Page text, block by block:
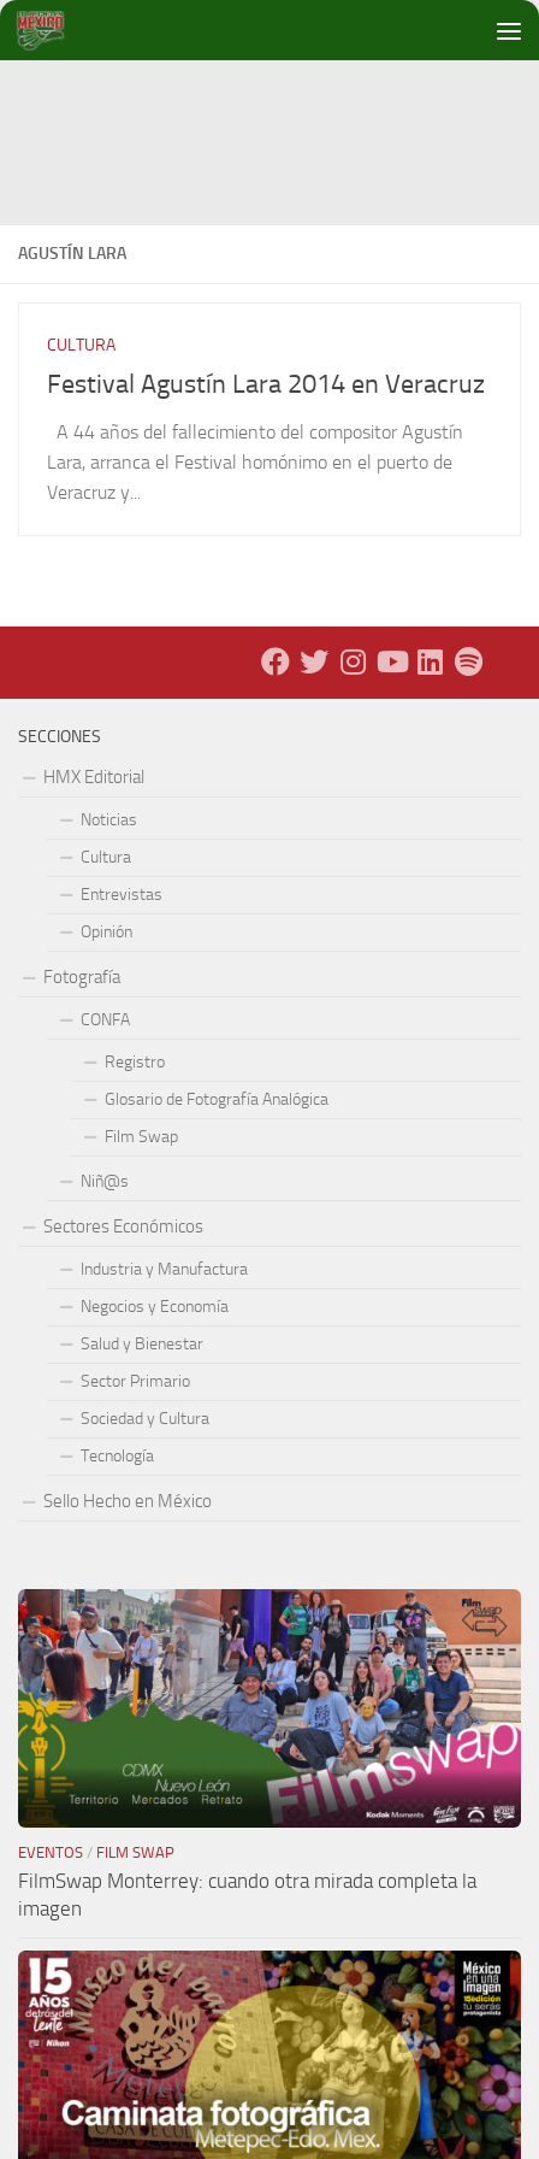
Debajo del contenido
AGUSTÍN LARA
CULTURA
Festival Agustín Lara 2014 en Veracruz
A 44 años del fallecimiento del compositor Agustín
Lara, arranca el Festival homónimo en el puerto de
Veracruz y...
SECCIONES
HMX Editorial
Noticias
Cultura
Entrevistas
Opinión
Fotografía
CONFA
Registro
Glosario de Fotografía Analógica
Film Swap
Niñ@s
Sectores Económicos
Industria y Manufactura
Negocios y Economía
Salud y Bienestar
Sector Primario
Sociedad y Cultura
Tecnología
Sello Hecho en México
EVENTOS / FILM SWAP
FilmSwap Monterrey: cuando otra mirada completa la
imagen